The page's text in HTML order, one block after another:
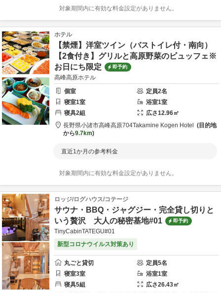
対象期間内に有効な料金設定がありません。
ホテル
【禁煙】洋室ツイン（バストイレ付・南向）
【2食付き】グリルと高原野菜のビュッフェ※
お日にち限定
即予約
高峰高原ホテル
個室
定員2名
寝室1室 浴室1室
寝具2組 広さ12.96㎡
長野県小諸市高峰高原704Takamine Kogen Hotel
目的地
から9.7km
直近1か月の参考料金
対象期間内に有効な料金設定がありません。
ロッジ/ログハウス/コテージ
サウナ・BBQ・ジャグジー・完全貸し切りと
いう贅沢 大人の秘密基地#01
即予約
TinyCabinTATEGU#01
新型コロナウイルス対策あり
丸ごと貸切 定員5名
寝室3室 浴室1室
寝具5組 広さ26.43㎡